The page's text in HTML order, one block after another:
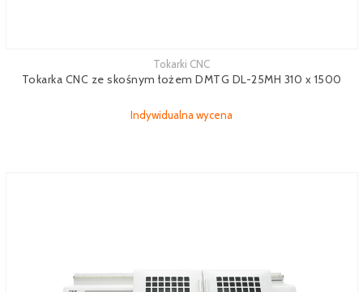
Tokarki CNC
Tokarka CNC ze skośnym łożem DMTG DL-25MH 310 x 1500
Indywidualna wycena